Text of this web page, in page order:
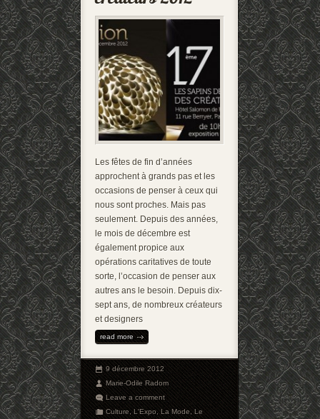
Les fêtes de fin d’années
approchent à grands pas et les
occasions de penser à ceux qui
nous sont proches. Mais pas
seulement. Depuis des années,
le mois de décembre est
également propice aux
opérations caritatives de toute
sorte, l’occasion de penser aux
autres ans le besoin. Depuis dix-
sept ans, de nombreux créateurs
et designers
read more
9 décembre 2012
Marie-Odile Radom
Leave a comment
Culture,L'Expo,La Mode,Le